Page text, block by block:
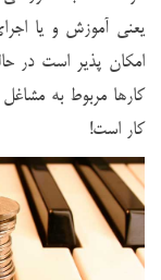
یعنی آموزش و یا
امکان پذیر است در
کارها مربوط به
کار است!